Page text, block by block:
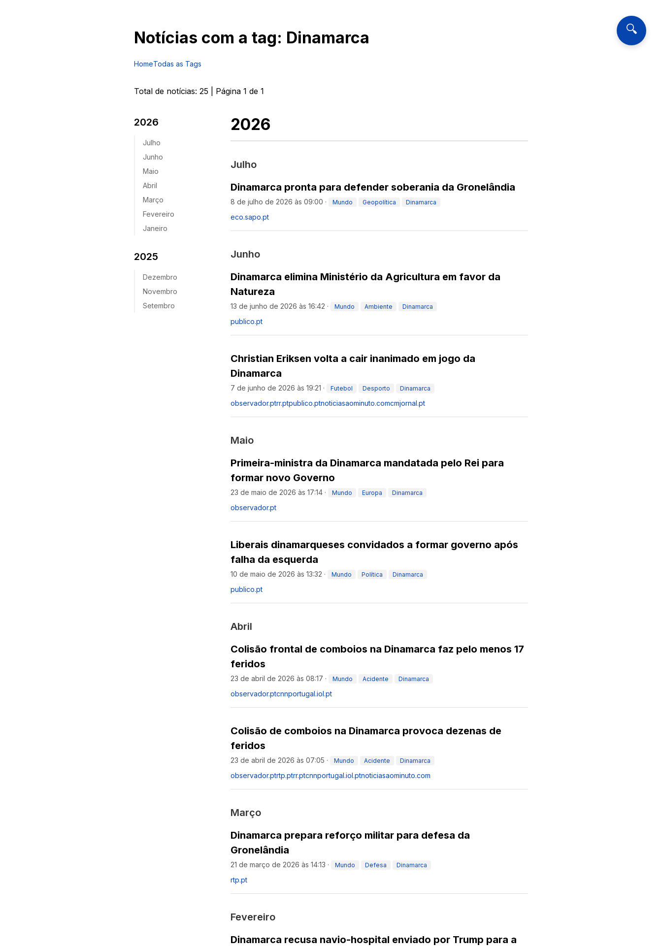
🔍
Notícias com a tag: Dinamarca
HomeTodas as Tags
Total de notícias: 25 | Página 1 de 1
2026
Julho
Junho
Maio
Abril
Março
Fevereiro
Janeiro
2025
Dezembro
Novembro
Setembro
2026
Julho
Dinamarca pronta para defender soberania da Gronelândia
8 de julho de 2026 às 09:00 · Mundo Geopolítica Dinamarca
eco.sapo.pt
Junho
Dinamarca elimina Ministério da Agricultura em favor da
Natureza
13 de junho de 2026 às 16:42 · Mundo Ambiente Dinamarca
publico.pt
Christian Eriksen volta a cair inanimado em jogo da
Dinamarca
7 de junho de 2026 às 19:21 · Futebol Desporto Dinamarca
observador.ptrr.ptpublico.ptnoticiasaominuto.comcmjornal.pt
Maio
Primeira-ministra da Dinamarca mandatada pelo Rei para
formar novo Governo
23 de maio de 2026 às 17:14 · Mundo Europa Dinamarca
observador.pt
Liberais dinamarqueses convidados a formar governo após
falha da esquerda
10 de maio de 2026 às 13:32 · Mundo Política Dinamarca
publico.pt
Abril
Colisão frontal de comboios na Dinamarca faz pelo menos 17
feridos
23 de abril de 2026 às 08:17 · Mundo Acidente Dinamarca
observador.ptcnnportugal.iol.pt
Colisão de comboios na Dinamarca provoca dezenas de
feridos
23 de abril de 2026 às 07:05 · Mundo Acidente Dinamarca
observador.ptrtp.ptrr.ptcnnportugal.iol.ptnoticiasaominuto.com
Março
Dinamarca prepara reforço militar para defesa da
Gronelândia
21 de março de 2026 às 14:13 · Mundo Defesa Dinamarca
rtp.pt
Fevereiro
Dinamarca recusa navio-hospital enviado por Trump para a